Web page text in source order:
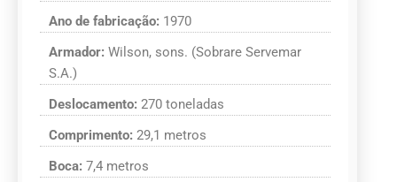
Ano de fabricação: 1970
Armador: Wilson, sons. (Sobrare Servemar
S.A.)
Deslocamento: 270 toneladas
Comprimento: 29,1 metros
Boca: 7,4 metros